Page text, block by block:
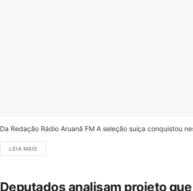
Da Redação Rádio Aruanã FM A seleção suíça conquistou
LEIA MAIS
Deputados analisam projeto